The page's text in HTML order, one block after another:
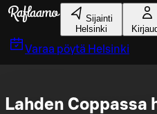
Siirry pääsisältöön
Sijainti
Helsinki
Varaa pöytä Helsinki
Lahden